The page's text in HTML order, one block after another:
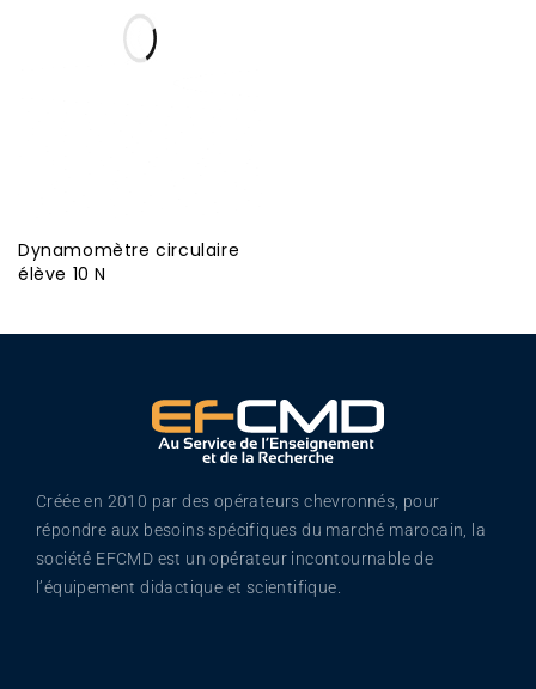
Dynamomètre circulaire
élève 10 N
Créée en 2010 par des opérateurs chevronnés, pour
répondre aux besoins spécifiques du marché marocain, la
société EFCMD est un opérateur incontournable de
l’équipement didactique et scientifique.